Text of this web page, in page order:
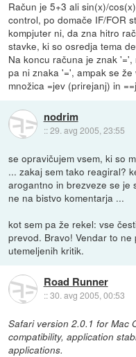
Račun je 5+3 ali sin(x)/
control, po domače IF/FOR
kompjuter ni, da zna hitro
stavke, ki so osredja tema
Na koncu računa je znak
pa ni znaka '=', ampak se
množica =jev (prirejanj) in
nodrim
::29. avg 2005, 23:55
se opravičujem vsem, ki so
... zakaj sem tako reagiral?
arogantno in brezveze se je
ne na bistvo komentarja ...
kot sem pa že rekel: vse
prevod. Bravo! Vendar to
utemeljenih kritik.
Road Runner
::30. avg 2005, 00:53
Safari version 2.0.1 for Mac
compatibility, application
applications.